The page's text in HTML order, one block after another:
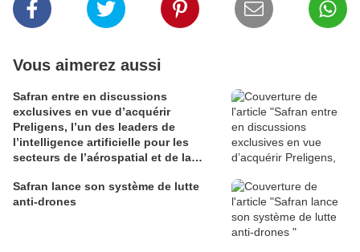
Vous aimerez aussi
Safran entre en discussions
exclusives en vue d’acquérir
Preligens, l’un des leaders de
l’intelligence artificielle pour les
secteurs de l’aérospatial et de la
Safran lance son système de lutte
anti-drones